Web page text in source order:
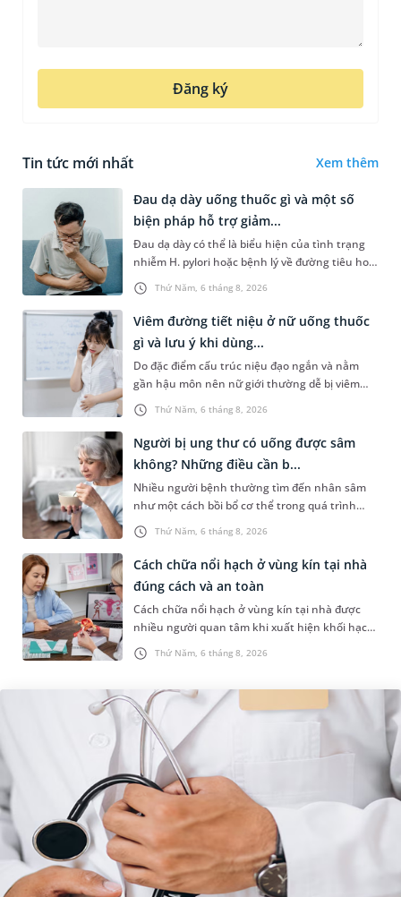
Đăng ký
Tin tức mới nhất Xem thêm
Thứ Năm, 6 tháng 8, 2026
Đau dạ dày uống thuốc gì và một số
biện pháp hỗ trợ giảm...
Đau dạ dày có thể là biểu hiện của tình trạng
nhiễm H. pylori hoặc bệnh lý về đường tiêu hoá
khác. Dựa theo nguyên nhân cụ thể, bác sĩ sẽ
cân nhắc chỉ định p...
Thứ Năm, 6 tháng 8, 2026
Viêm đường tiết niệu ở nữ uống thuốc
gì và lưu ý khi dùng...
Do đặc điểm cấu trúc niệu đạo ngắn và nằm
gần hậu môn nên nữ giới thường dễ bị viêm
đường tiết niệu hơn nam giới. Tùy theo nguyên
nhân, mức độ nhiễm trùng và...
Thứ Năm, 6 tháng 8, 2026
Người bị ung thư có uống được sâm
không? Những điều cần b...
Nhiều người bệnh thường tìm đến nhân sâm
như một cách bồi bổ cơ thể trong quá trình
điều trị ung thư. Tuy nhiên, câu hỏi người bị
ung thư có uống được sâm kh...
Thứ Năm, 6 tháng 8, 2026
Cách chữa nổi hạch ở vùng kín tại nhà
đúng cách và an toàn
Cách chữa nổi hạch ở vùng kín tại nhà được
nhiều người quan tâm khi xuất hiện khối hạch
nhỏ ở vùng bẹn hoặc cơ quan sinh dục. Nếu
hạch mới xuất hiện, kích th...